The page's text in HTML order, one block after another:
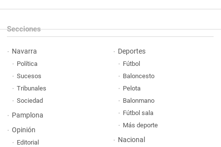
Secciones
Navarra
Política
Sucesos
Tribunales
Sociedad
Pamplona
Opinión
Editorial
Deportes
Fútbol
Baloncesto
Pelota
Balonmano
Fútbol sala
Más deporte
Nacional